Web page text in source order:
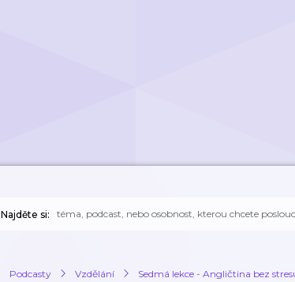
Najděte si:
Podcasty Vzdělání Sedmá lekce - Angličtina bez